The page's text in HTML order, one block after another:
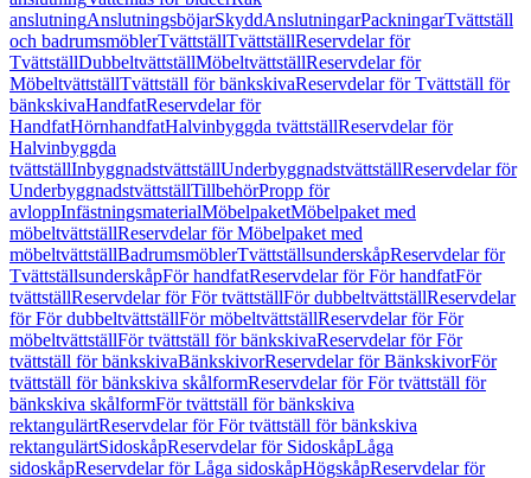
anslutningAnslutningsböjarSkyddAnslutningarPackningarTvättställ
och badrumsmöblerTvättställTvättställReservdelar för
TvättställDubbeltvättställMöbeltvättställReservdelar för
MöbeltvättställTvättställ för bänkskivaReservdelar för Tvättställ för
bänkskivaHandfatReservdelar för
HandfatHörnhandfatHalvinbyggda tvättställReservdelar för
Halvinbyggda
tvättställInbyggnadstvättställUnderbyggnadstvättställReservdelar för
UnderbyggnadstvättställTillbehörPropp för
avloppInfästningsmaterialMöbelpaketMöbelpaket med
möbeltvättställReservdelar för Möbelpaket med
möbeltvättställBadrumsmöblerTvättställsunderskåpReservdelar för
TvättställsunderskåpFör handfatReservdelar för För handfatFör
tvättställReservdelar för För tvättställFör dubbeltvättställReservdelar
för För dubbeltvättställFör möbeltvättställReservdelar för För
möbeltvättställFör tvättställ för bänkskivaReservdelar för För
tvättställ för bänkskivaBänkskivorReservdelar för BänkskivorFör
tvättställ för bänkskiva skålformReservdelar för För tvättställ för
bänkskiva skålformFör tvättställ för bänkskiva
rektangulärtReservdelar för För tvättställ för bänkskiva
rektangulärtSidoskåpReservdelar för SidoskåpLåga
sidoskåpReservdelar för Låga sidoskåpHögskåpReservdelar för